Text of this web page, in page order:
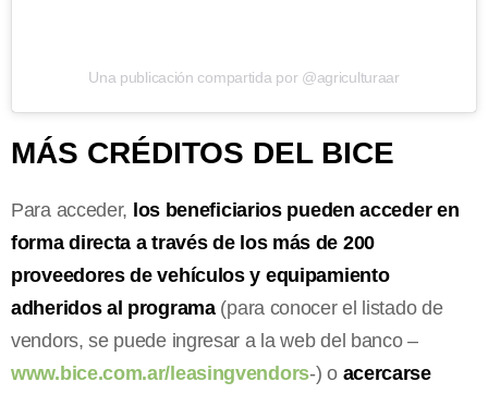
Una publicación compartida por @agriculturaar
MÁS CRÉDITOS DEL BICE
Para acceder, los beneficiarios pueden acceder en
forma directa a través de los más de 200
proveedores de vehículos y equipamiento
adheridos al programa(para conocer el listado de
vendors, se puede ingresar a la web del banco –
www.bice.com.ar/leasingvendors-) o acercarse